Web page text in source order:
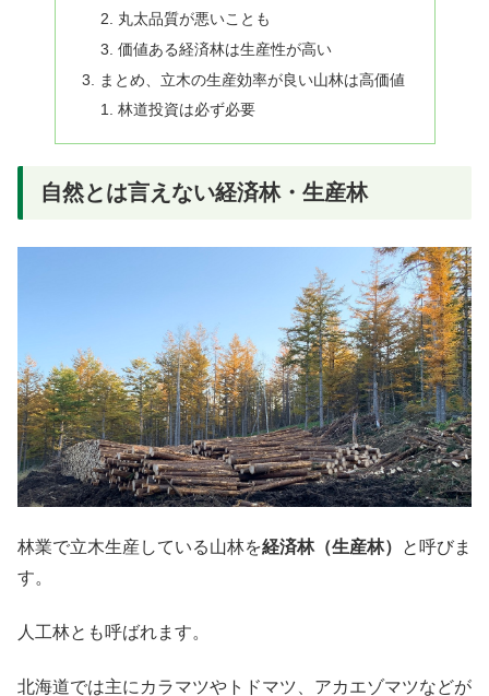
丸太品質が悪いことも
価値ある経済林は生産性が高い
まとめ、立木の生産効率が良い山林は高価値
林道投資は必ず必要
自然とは言えない経済林・生産林
林業で立木生産している山林を経済林（生産林）
と呼びま
す。
人工林とも呼ばれます。
北海道では主にカラマツやトドマツ、アカエゾマツなどが